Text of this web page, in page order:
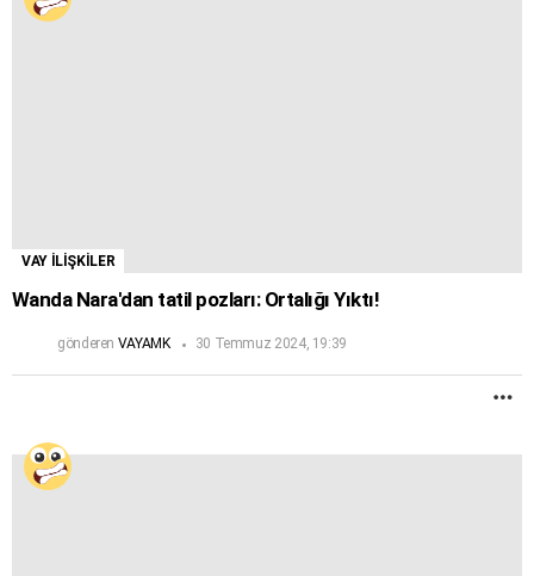
VAY İLİŞKİLER
Wanda Nara'dan tatil pozları: Ortalığı Yıktı!
gönderen VAYAMK 30 Temmuz 2024, 19:39